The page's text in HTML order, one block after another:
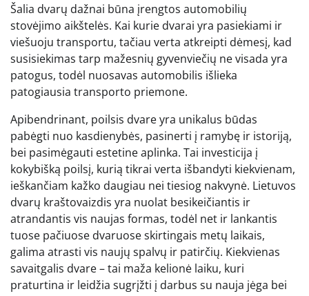
Šalia dvarų dažnai būna įrengtos automobilių
stovėjimo aikštelės. Kai kurie dvarai yra pasiekiami ir
viešuoju transportu, tačiau verta atkreipti dėmesį, kad
susisiekimas tarp mažesnių gyvenviečių ne visada yra
patogus, todėl nuosavas automobilis išlieka
patogiausia transporto priemone.
Apibendrinant, poilsis dvare yra unikalus būdas
pabėgti nuo kasdienybės, pasinerti į ramybę ir istoriją,
bei pasimėgauti estetine aplinka. Tai investicija į
kokybišką poilsį, kurią tikrai verta išbandyti kiekvienam,
ieškančiam kažko daugiau nei tiesiog nakvynė. Lietuvos
dvarų kraštovaizdis yra nuolat besikeičiantis ir
atrandantis vis naujas formas, todėl net ir lankantis
tuose pačiuose dvaruose skirtingais metų laikais,
galima atrasti vis naujų spalvų ir patirčių. Kiekvienas
savaitgalis dvare – tai maža kelionė laiku, kuri
praturtina ir leidžia sugrįžti į darbus su nauja jėga bei